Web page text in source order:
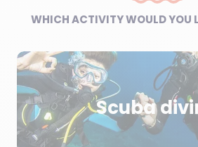
WHICH ACTIVITY WOULD YOU
Scuba